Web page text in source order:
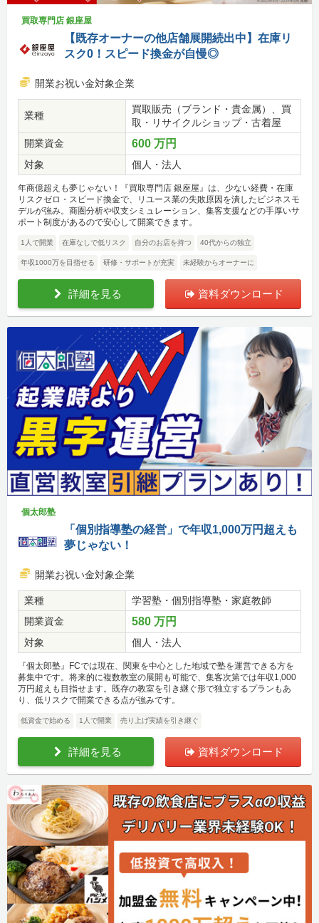
買取専門店 銀座屋
【既存オーナーの他店舗展開続出中】在庫リ
スク0！スピード換金が自慢◎
開業お祝い金対象企業
業種
買取販売（ブランド・貴金属）、買
取・リサイクルショップ・古着屋
開業資金
600 万円
対象 個人・法人
年商億超えも夢じゃない！『買取専門店 銀座屋』は、少ない経費・在庫
リスクゼロ・スピード換金で、リユース業の失敗原因を潰したビジネスモ
デルが強み。商圏分析や収支シミュレーション、集客支援などの手厚いサ
ポート制度があるので安心して開業できます。
1人で開業 在庫なしで低リスク 自分のお店を持つ 40代からの独立
年収1000万を目指せる 研修・サポートが充実 未経験からオーナーに
詳細を見る 資料ダウンロード
個太郎塾
「個別指導塾の経営」で年収1,000万円超えも
夢じゃない！
開業お祝い金対象企業
業種
学習塾・個別指導塾・家庭教師
開業資金
580 万円
対象 個人・法人
『個太郎塾』FCでは現在、関東を中心とした地域で塾を運営できる方を
募集中です。将来的に複数教室の展開も可能で、集客次第では年収1,000
万円超えも目指せます。既存の教室を引き継ぐ形で独立するプランもあ
り、低リスクで開業できる点が強みです。
低資金で始める 1人で開業 売り上げ実績を引き継ぐ
詳細を見る 資料ダウンロード